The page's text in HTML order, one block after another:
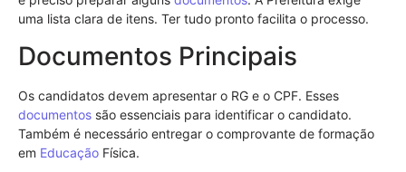
uma lista clara de itens. Ter tudo pronto facilita o processo.
Documentos Principais
Os candidatos devem apresentar o RG e o CPF. Esses
documentos são essenciais para identificar o candidato.
Também é necessário entregar o comprovante de formação
em Educação Física.